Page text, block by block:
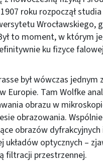
roku rozpoczął
Wrocławskiego,
to moment, w którym
ku fizyce
był wówczas jednym
Europie. Tam Wolfke
obrazu w
obrazowania.
obrazów
układów optycznych –
filtracji przestrzennej.